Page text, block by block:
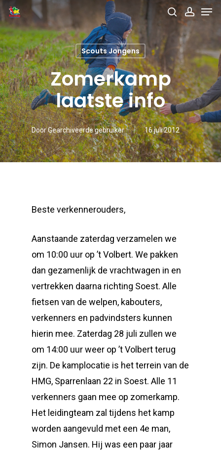
Skip
to
main
content
search
Scouts Jongens
Zomerkamp
laatste info
DoorGearchiveerde gebruiker 16 juli 2012
Beste verkennerouders,
Aanstaande zaterdag verzamelen we
om 10:00 uur op ’t Volbert. We pakken
dan gezamenlijk de vrachtwagen in en
vertrekken daarna richting Soest. Alle
fietsen van de welpen, kabouters,
verkenners en padvindsters kunnen
hierin mee. Zaterdag 28 juli zullen we
om 14:00 uur weer op ’t Volbert terug
zijn. De kamplocatie is het terrein van de
HMG, Sparrenlaan 22 in Soest. Alle 11
verkenners gaan mee op zomerkamp.
Het leidingteam zal tijdens het kamp
worden aangevuld met een 4e man,
Simon Jansen. Hij was een paar jaar